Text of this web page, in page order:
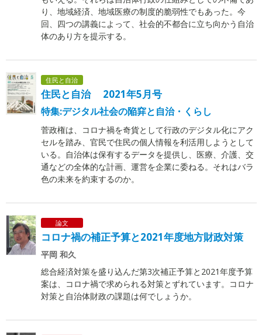
り、地域経済、地域医療の制度的脆弱性でもあった。今
回、四つの講義によって、社会的不都合に立ち向かう自治
体のあり方を提示する。
住民と自治
住民と自治 2021年5月号
特集:デジタル社会の陥穽と自治・くらし
菅政権は、コロナ禍を奇貨として行政のデジタル化にアク
セルを踏み、官民で住民の個人情報を利活用しようとして
いる。自治体は保有するデータを提供し、医療、介護、交
通などの全体的な計画、運営を企業に委ねる。それはバラ
色の未来を約束するのか。
論文
コロナ禍の補正予算と2021年度地方財政対策
平岡 和久
総合経済対策を盛り込んだ第3次補正予算と2021年度予算
案は、コロナ禍で求められる対策とずれています。コロナ
対策と自治体財政の課題は何でしょうか。